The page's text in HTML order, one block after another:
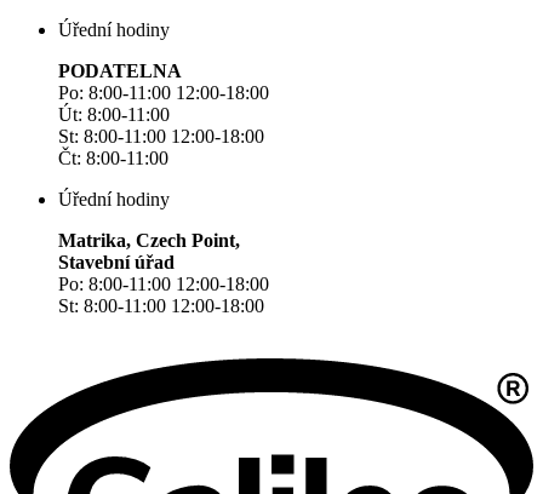
Úřední hodiny
PODATELNA
Po: 8:00-11:00 12:00-18:00
Út: 8:00-11:00
St: 8:00-11:00 12:00-18:00
Čt: 8:00-11:00
Úřední hodiny
Matrika, Czech Point,
Stavební úřad
Po: 8:00-11:00 12:00-18:00
St: 8:00-11:00 12:00-18:00